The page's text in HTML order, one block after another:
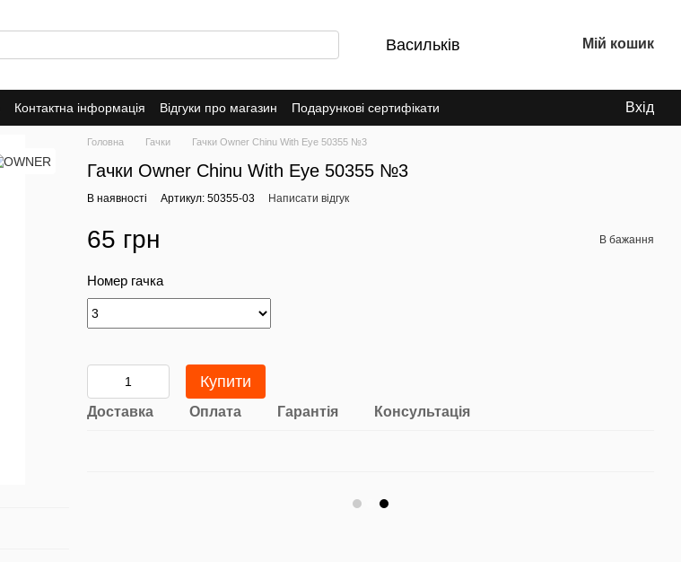
Васильків Мій кошик
Контактна інформація Відгуки про магазин
Подарункові сертифікати
Вхід
Головна Гачки Гачки Owner Chinu With Eye 50355 №3
Гачки Owner Chinu With Eye 50355 №3
В наявності Артикул: 50355-03 Написати відгук
65 грн В бажання
Номер гачка
Купити
Доставка Оплата Гарантія Консультація